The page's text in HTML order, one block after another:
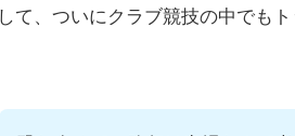
て、ついにクラブ競技の中でも